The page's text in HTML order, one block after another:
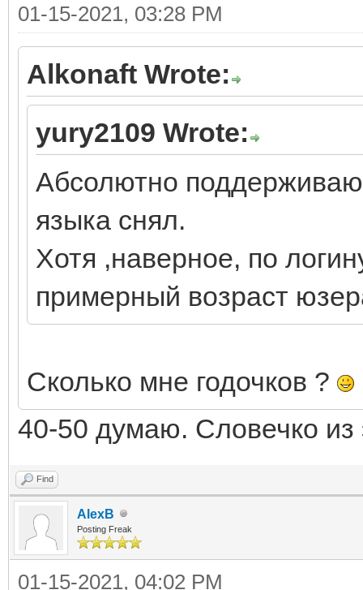
01-15-2021, 03:28 PM
Alkonaft Wrote:
yury2109 Wrote:
Абсолютно
языка снял.
Хотя ,наверное, по
примерный возраст
Сколько мне годочков ?
40-50 думаю. Словечко из
Find
AlexB
Posting Freak
01-15-2021, 04:02 PM